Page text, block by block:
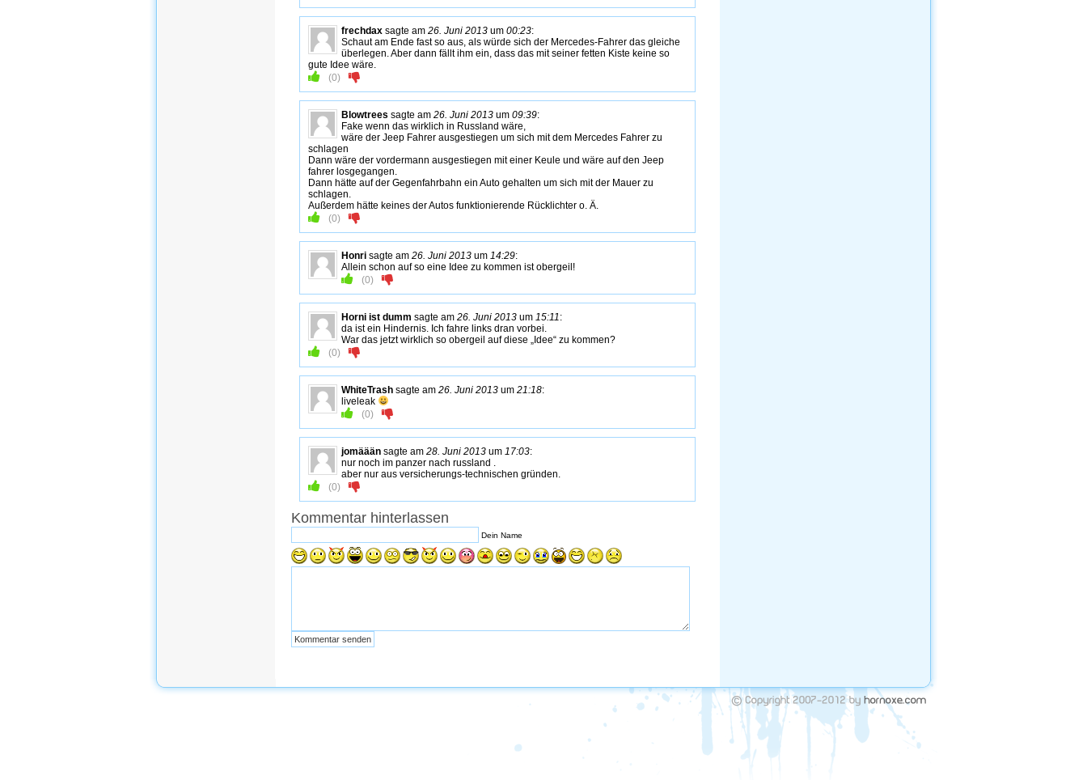
frechdax sagte am 26. Juni 2013 um 00:23:
Schaut am Ende fast so aus, als würde sich der Mercedes-Fahrer das gleiche
überlegen. Aber dann fällt ihm ein, dass das mit seiner fetten Kiste keine so
gute Idee wäre.
(0)
Blowtrees sagte am 26. Juni 2013 um 09:39:
Fake wenn das wirklich in Russland wäre,
wäre der Jeep Fahrer ausgestiegen um sich mit dem Mercedes Fahrer zu
schlagen
Dann wäre der vordermann ausgestiegen mit einer Keule und wäre auf den Jeep
fahrer losgegangen.
Dann hätte auf der Gegenfahrbahn ein Auto gehalten um sich mit der Mauer zu
schlagen.
Außerdem hätte keines der Autos funktionierende Rücklichter o. Ä.
(0)
Honri sagte am 26. Juni 2013 um 14:29:
Allein schon auf so eine Idee zu kommen ist obergeil!
(0)
Horni ist dumm sagte am 26. Juni 2013 um 15:11:
da ist ein Hindernis. Ich fahre links dran vorbei.
War das jetzt wirklich so obergeil auf diese „Idee“ zu kommen?
(0)
WhiteTrash sagte am 26. Juni 2013 um 21:18:
liveleak
(0)
jomäään sagte am 28. Juni 2013 um 17:03:
nur noch im panzer nach russland .
aber nur aus versicherungs-technischen gründen.
(0)
Kommentar hinterlassen
Dein Name